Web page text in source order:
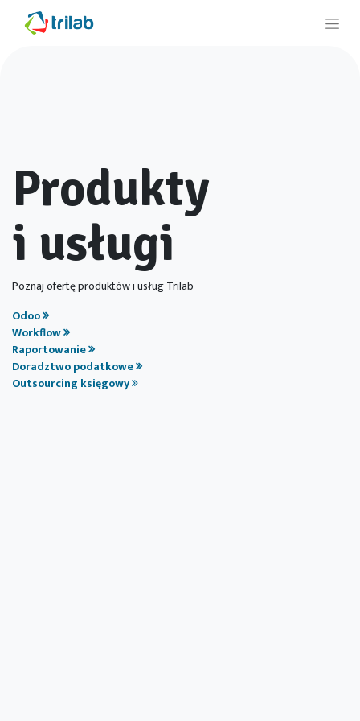
Produkty
i usługi
Poznaj ofertę produktów i usług Trilab
Odoo
Workflow
Raportowanie
Doradztwo podatkowe
Outsourcing księgowy